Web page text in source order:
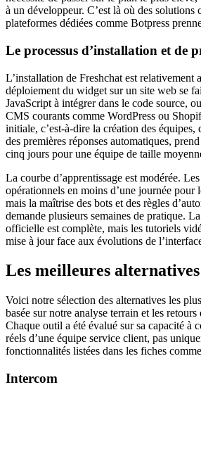
à un développeur. C’est là où des solutions
plateformes dédiées comme Botpress
Le processus d’installation et de
L’installation de Freshchat est relativement
déploiement du widget sur un site web se
JavaScript à intégrer dans le code source,
CMS courants comme WordPress ou
initiale, c’est-à-dire la création des équipes,
des premières réponses automatiques,
cinq jours pour une équipe de taille
La courbe d’apprentissage est modérée.
opérationnels en moins d’une journée pour
mais la maîtrise des bots et des règles
demande plusieurs semaines de pratique.
officielle est complète, mais les tutoriels
mise à jour face aux évolutions de
Les meilleures
Voici notre sélection des alternatives les
basée sur notre analyse terrain et les retours
Chaque outil a été évalué sur sa capacité à
réels d’une équipe service client, pas
fonctionnalités listées dans les fiches
Intercom